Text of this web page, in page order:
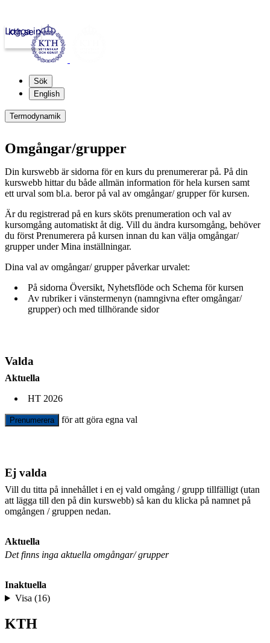
kth.se
Logga in
Sök
English
Termodynamik
Omgångar/grupper
Din kurswebb är sidorna för en kurs du prenumererar på. På din
kurswebb hittar du både allmän information för hela kursen samt
ett urval som bl.a. beror på val av omgångar/ grupper för kursen.
Är du registrerad på en kurs sköts prenumeration och val av
kursomgång automatiskt åt dig. Vill du ändra kursomgång, behöver
du först Prenumerera på kursen innan du kan välja omgångar/
grupper under Mina inställningar.
Dina val av omgångar/ grupper påverkar urvalet:
På sidorna Översikt, Nyhetsflöde och Schema för kursen
Av rubriker i vänstermenyn (namngivna efter omgångar/
grupper) och med tillhörande sidor
Valda
Aktuella
HT 2026
Prenumerera för att göra egna val
Ej valda
Vill du titta på innehållet i en ej vald omgång / grupp tillfälligt (utan
att lägga till den på din kurswebb) så kan du klicka på namnet på
omgången / gruppen nedan.
Aktuella
Det finns inga aktuella omgångar/ grupper
Inaktuella
Visa (16)
KTH